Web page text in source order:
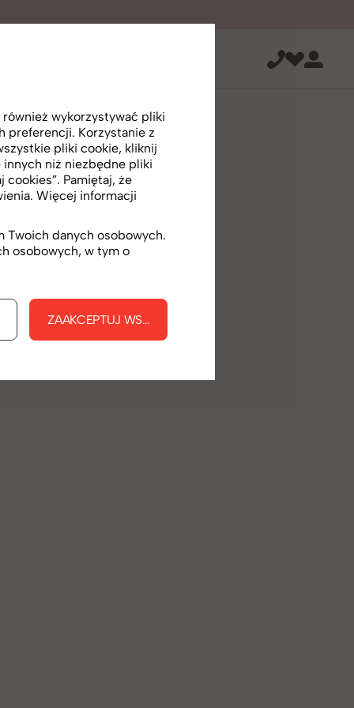
wykorzystywać pliki
preferencji. Korzystanie z
pliki cookie, kliknij
innych niż niezbędne pliki
Pamiętaj, że
Więcej informacji
Twoich danych osobowych.
osobowych, w tym o
ZAAKCEPTUJ WSZYSTKIE